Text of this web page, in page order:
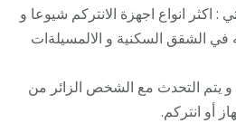
: اكثر انواع اجهزة الانتركم شيوعا و
في الشقق السكنية و الالمسيلةات
يتم التحدث مع الشخص الزائر من
أو انتركم.